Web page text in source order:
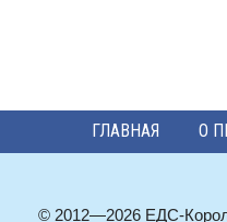
ГЛАВНАЯ О
© 2012—2026 ЕДС-